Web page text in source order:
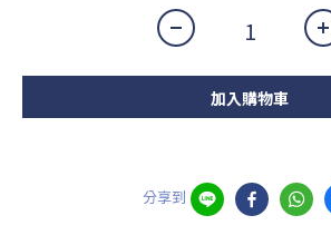
加入購物車
分享到